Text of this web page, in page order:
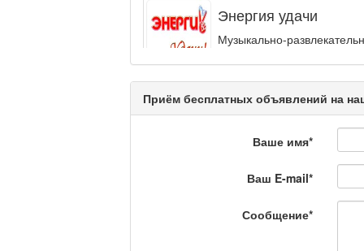
Энергия удачи
Музыкально-
Кәусар
На полицейской
Еженедельный обзор
Люди в кадре
Приём бесплатных объявлений на
Ваше имя*
Ваш E-mail*
Сообщение*